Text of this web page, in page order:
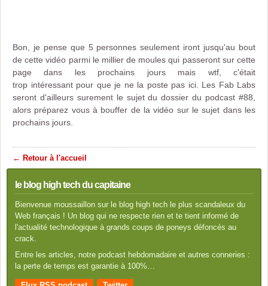
Bon, je pense que 5 personnes seulement iront jusqu'au bout
de cette vidéo parmi le millier de moules qui passeront sur cette
page dans les prochains jours mais wtf, c'était
trop intéressant pour que je ne la poste pas ici. Les Fab Labs
seront d'ailleurs surement le sujet du dossier du podcast #88,
alors préparez vous à bouffer de la vidéo sur le sujet dans les
prochains jours.
← Retour à l'accueil
le blog high tech du capitaine
Bienvenue moussaillon sur le blog high tech le plus scandaleux du
Web français ! Un blog qui ne respecte rien et te tient informé de
l'actualité technologique à grands coups de poneys défoncés au
crack.
Entre les articles, notre podcast hebdomadaire et autres conneries :
la perte de temps est garantie à 100%…